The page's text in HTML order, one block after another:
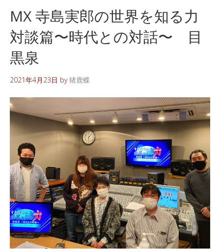
MX 寺島実郎の世界を知る力
対談篇〜時代との対話〜 目
黒泉
2021年4月23日 by猪鹿蝶